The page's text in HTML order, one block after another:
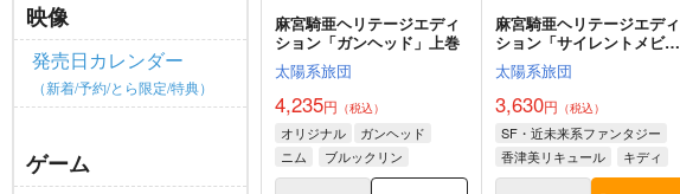
映像
発売日カレンダー
（新着/予約/とら限定/特典）
ゲーム
麻宮騎亜ヘリテージエディ
ション「ガンヘッド」上巻
太陽系旅団
4,235円 （税込）
オリジナル
ガンヘッド
ニム
ブルックリン
麻宮騎亜ヘリテージエディ
ション「サイレントメビウ
ス」03 キディ編
太陽系旅団
3,630円 （税込）
SF・近未来系ファンタジー
香津美リキュール
キディ